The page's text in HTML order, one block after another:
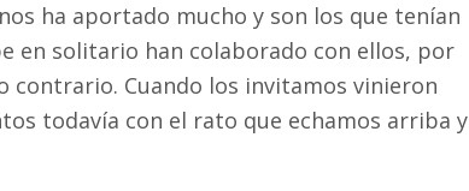
ha aportado mucho y son los que tenían
en solitario han colaborado con ellos, por
contrario. Cuando los invitamos vinieron
todavía con el rato que echamos arriba y